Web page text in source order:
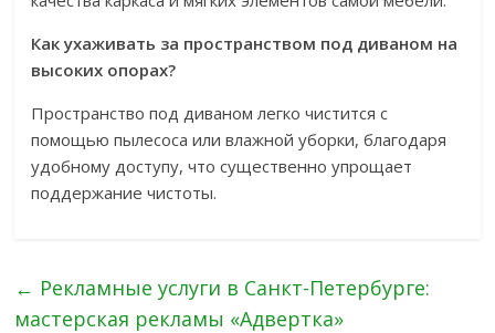
Как ухаживать за пространством под диваном на
высоких опорах?
Пространство под диваном легко чистится с
помощью пылесоса или влажной уборки, благодаря
удобному доступу, что существенно упрощает
поддержание чистоты.
← Рекламные услуги в Санкт-Петербурге:
мастерская рекламы «Адвертка»